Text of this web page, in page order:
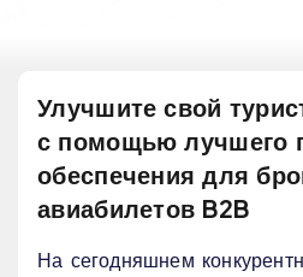
Улучшите свой
с помощью лучшего
обеспечения для
авиабилетов B2B
На сегодняшнем